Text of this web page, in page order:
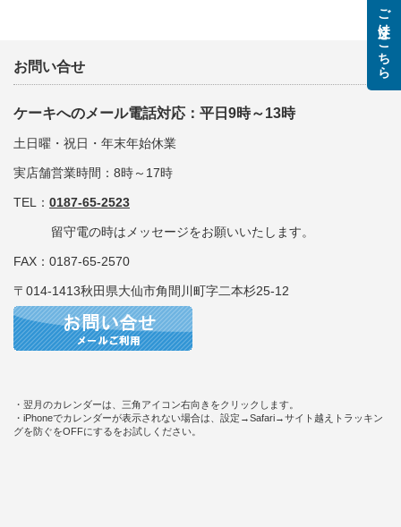
お問い合せ
ケーキへのメール電話対応：平日9時～13時
土日曜・祝日・年末年始休業
実店舗営業時間：8時～17時
TEL： 0187-65-2523
留守電の時はメッセージをお願いいたします。
FAX：0187-65-2570
〒014-1413秋田県大仙市角間川町字二本杉25-12
・翌月のカレンダーは、三角アイコン右向きをクリックします。
・iPhoneでカレンダーが表示されない場合は、設定→Safari→サイト越えトラッキン
グを防ぐをOFFにするをお試しください。
ご注文はこちら